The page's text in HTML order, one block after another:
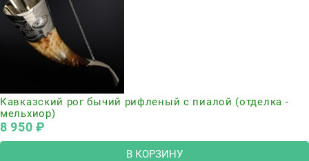
Кавказский рог бычий рифленый с пиалой (отделка -
мельхиор)
8 950 ₽
В КОРЗИНУ